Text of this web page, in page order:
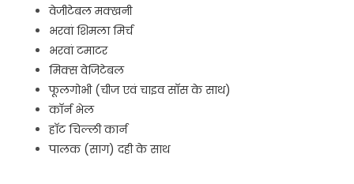
वेजीटेबल मक्खनी
भरवां शिमला मिर्च
भरवां टमाटर
मिक्स वेजिटेबल
फूलगोभी (चीज एवं चाइव साॅस के साथ)
काॅर्न भेल
हाॅट चिल्ली कार्न
पालक (साग) दही के साथ